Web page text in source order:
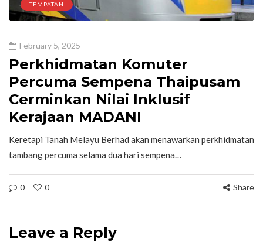
TEMPATAN
February 5, 2025
Perkhidmatan Komuter
Percuma Sempena Thaipusam
Cerminkan Nilai Inklusif
Kerajaan MADANI
Keretapi Tanah Melayu Berhad akan menawarkan perkhidmatan
tambang percuma selama dua hari sempena…
0 0 Share
Leave a Reply